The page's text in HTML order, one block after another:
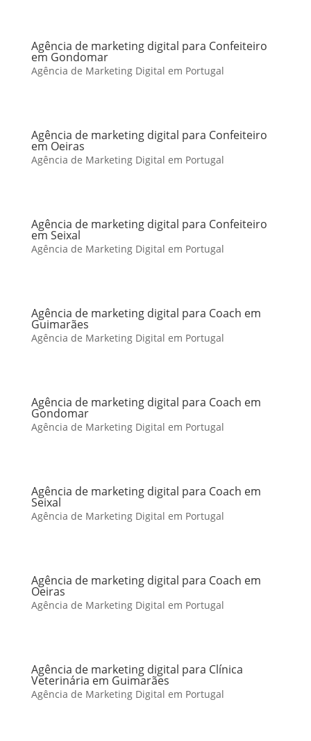
Agência de marketing digital para Confeiteiro
em Gondomar
Agência de Marketing Digital em Portugal
Agência de marketing digital para Confeiteiro
em Oeiras
Agência de Marketing Digital em Portugal
Agência de marketing digital para Confeiteiro
em Seixal
Agência de Marketing Digital em Portugal
Agência de marketing digital para Coach em
Guimarães
Agência de Marketing Digital em Portugal
Agência de marketing digital para Coach em
Gondomar
Agência de Marketing Digital em Portugal
Agência de marketing digital para Coach em
Seixal
Agência de Marketing Digital em Portugal
Agência de marketing digital para Coach em
Oeiras
Agência de Marketing Digital em Portugal
Agência de marketing digital para Clínica
Veterinária em Guimarães
Agência de Marketing Digital em Portugal